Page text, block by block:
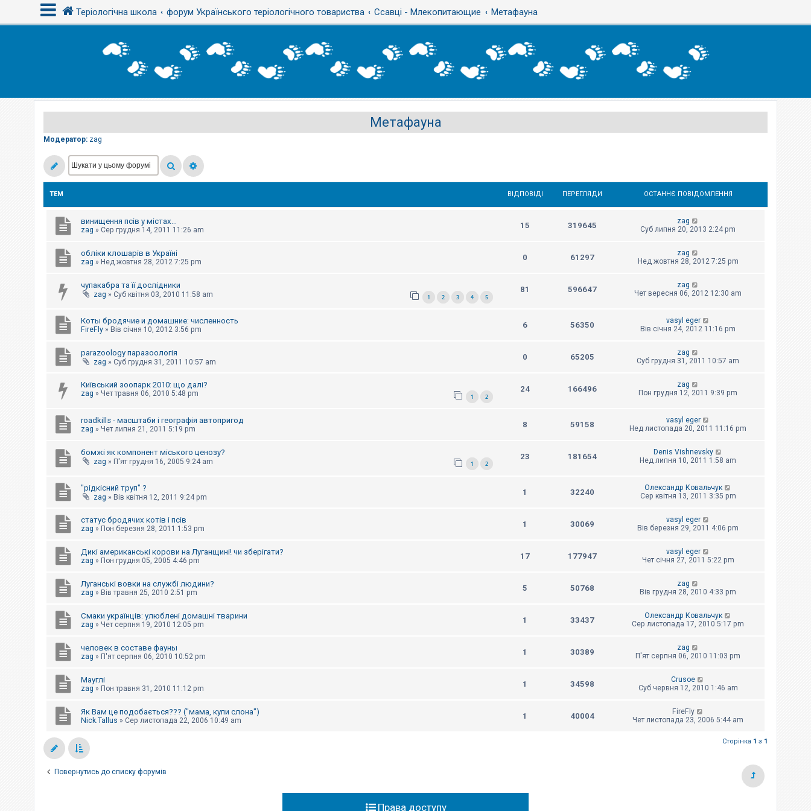
Теріологічна школа форум Українського теріологічного товариства Ссавці - Млекопитающие Метафауна
Метафауна
Модератор: zag
ТЕМ ВІДПОВІДІ ПЕРЕГЛЯДИ ОСТАННЄ ПОВІДОМЛЕННЯ
винищення псів у містах...
zag » Сер грудня 14, 2011 11:26 am 15 319645
zag
Суб липня 20, 2013 2:24 pm
обліки клошарів в Україні
zag » Нед жовтня 28, 2012 7:25 pm 0 61297
zag
Нед жовтня 28, 2012 7:25 pm
чупакабра та її дослідники
zag » Суб квітня 03, 2010 11:58 am 1 2 3 4 5
81 596647
zag
Чет вересня 06, 2012 12:30 am
Коты бродячие и домашние: численность
FireFly » Вів січня 10, 2012 3:56 pm 6 56350
vasyl eger
Вів січня 24, 2012 11:16 pm
parazoology паразоологія
zag » Суб грудня 31, 2011 10:57 am
0 65205
zag
Суб грудня 31, 2011 10:57 am
Київський зоопарк 2010: що далі?
zag » Чет травня 06, 2010 5:48 pm 1 2
24 166496
zag
Пон грудня 12, 2011 9:39 pm
roadkills - масштаби і географія автопригод
zag » Чет липня 21, 2011 5:19 pm 8 59158
vasyl eger
Нед листопада 20, 2011 11:16 pm
бомжі як компонент міського ценозу?
zag » П'ят грудня 16, 2005 9:24 am 1 2
23 181654
Denis Vishnevsky
Нед липня 10, 2011 1:58 am
"рідкісний труп" ?
zag » Вів квітня 12, 2011 9:24 pm
1 32240
Олександр Ковальчук
Сер квітня 13, 2011 3:35 pm
статус бродячих котів і псів
zag » Пон березня 28, 2011 1:53 pm 1 30069
vasyl eger
Вів березня 29, 2011 4:06 pm
Дикі американські корови на Луганщині! чи зберігати?
zag » Пон грудня 05, 2005 4:46 pm 17 177947
vasyl eger
Чет січня 27, 2011 5:22 pm
Луганські вовки на службі людини?
zag » Вів травня 25, 2010 2:51 pm 5 50768
zag
Вів грудня 28, 2010 4:33 pm
Смаки українців: улюблені домашні тварини
zag » Чет серпня 19, 2010 12:05 pm 1 33437
Олександр Ковальчук
Сер листопада 17, 2010 5:17 pm
человек в составе фауны
zag » П'ят серпня 06, 2010 10:52 pm 1 30389
zag
П'ят серпня 06, 2010 11:03 pm
Мауглі
zag » Пон травня 31, 2010 11:12 pm 1 34598
Crusoe
Суб червня 12, 2010 1:46 am
Як Вам це подобається??? ("мама, купи слона")
Nick.Tallus » Сер листопада 22, 2006 10:49 am 1 40004
FireFly
Чет листопада 23, 2006 5:44 am
Сторінка 1 з 1
Повернутись до списку форумів
Права доступу